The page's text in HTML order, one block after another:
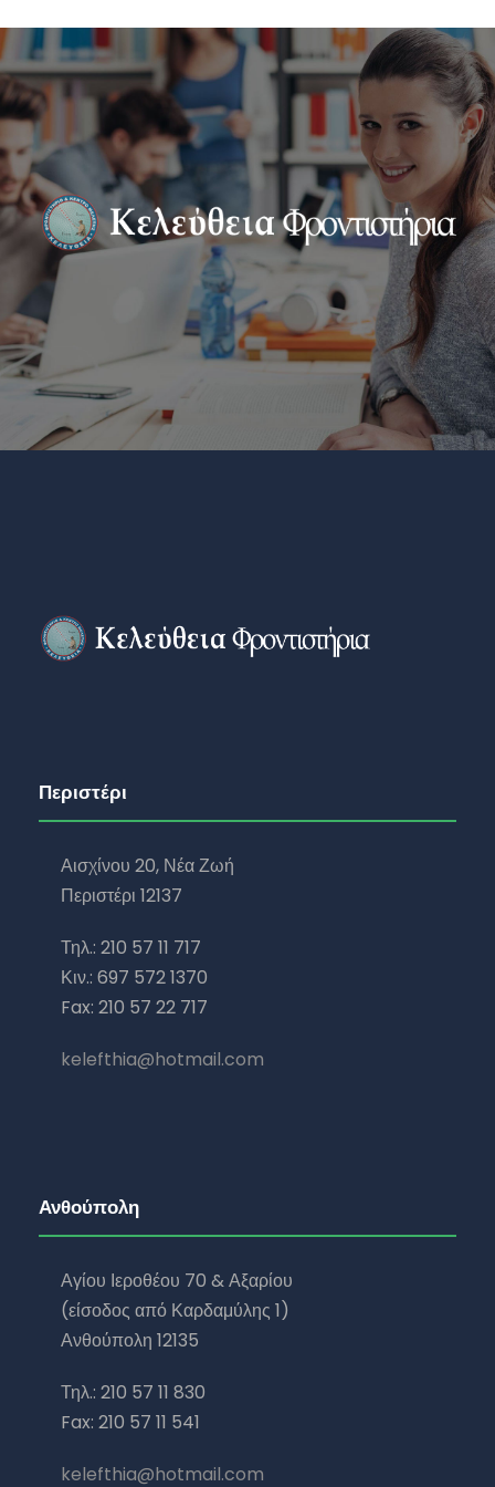
Περιστέρι
Αισχίνου 20, Νέα Ζωή
Περιστέρι 12137
Τηλ.: 210 57 11 717
Κιν.: 697 572 1370
Fax: 210 57 22 717
kelefthia@hotmail.com
Ανθούπολη
Αγίου Ιεροθέου 70 & Αξαρίου
(είσοδος από Καρδαμύλης 1)
Ανθούπολη 12135
Τηλ.: 210 57 11 830
Fax: 210 57 11 541
kelefthia@hotmail.com